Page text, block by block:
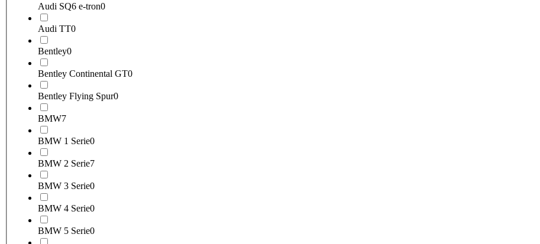
Audi SQ6 e-tron0
Audi TT0
Bentley0
Bentley Continental GT0
Bentley Flying Spur0
BMW7
BMW 1 Serie0
BMW 2 Serie7
BMW 3 Serie0
BMW 4 Serie0
BMW 5 Serie0